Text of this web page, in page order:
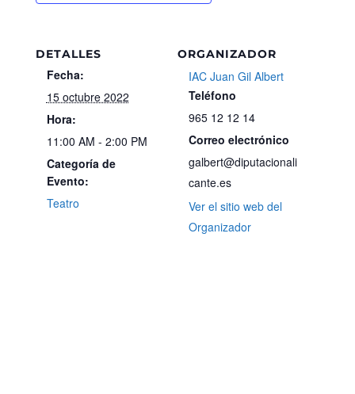
DETALLES
Fecha:
15 octubre 2022
Hora:
11:00 AM - 2:00 PM
Categoría de
Evento:
Teatro
ORGANIZADOR
IAC Juan Gil Albert
Teléfono
965 12 12 14
Correo electrónico
galbert@diputacionali
cante.es
Ver el sitio web del
Organizador